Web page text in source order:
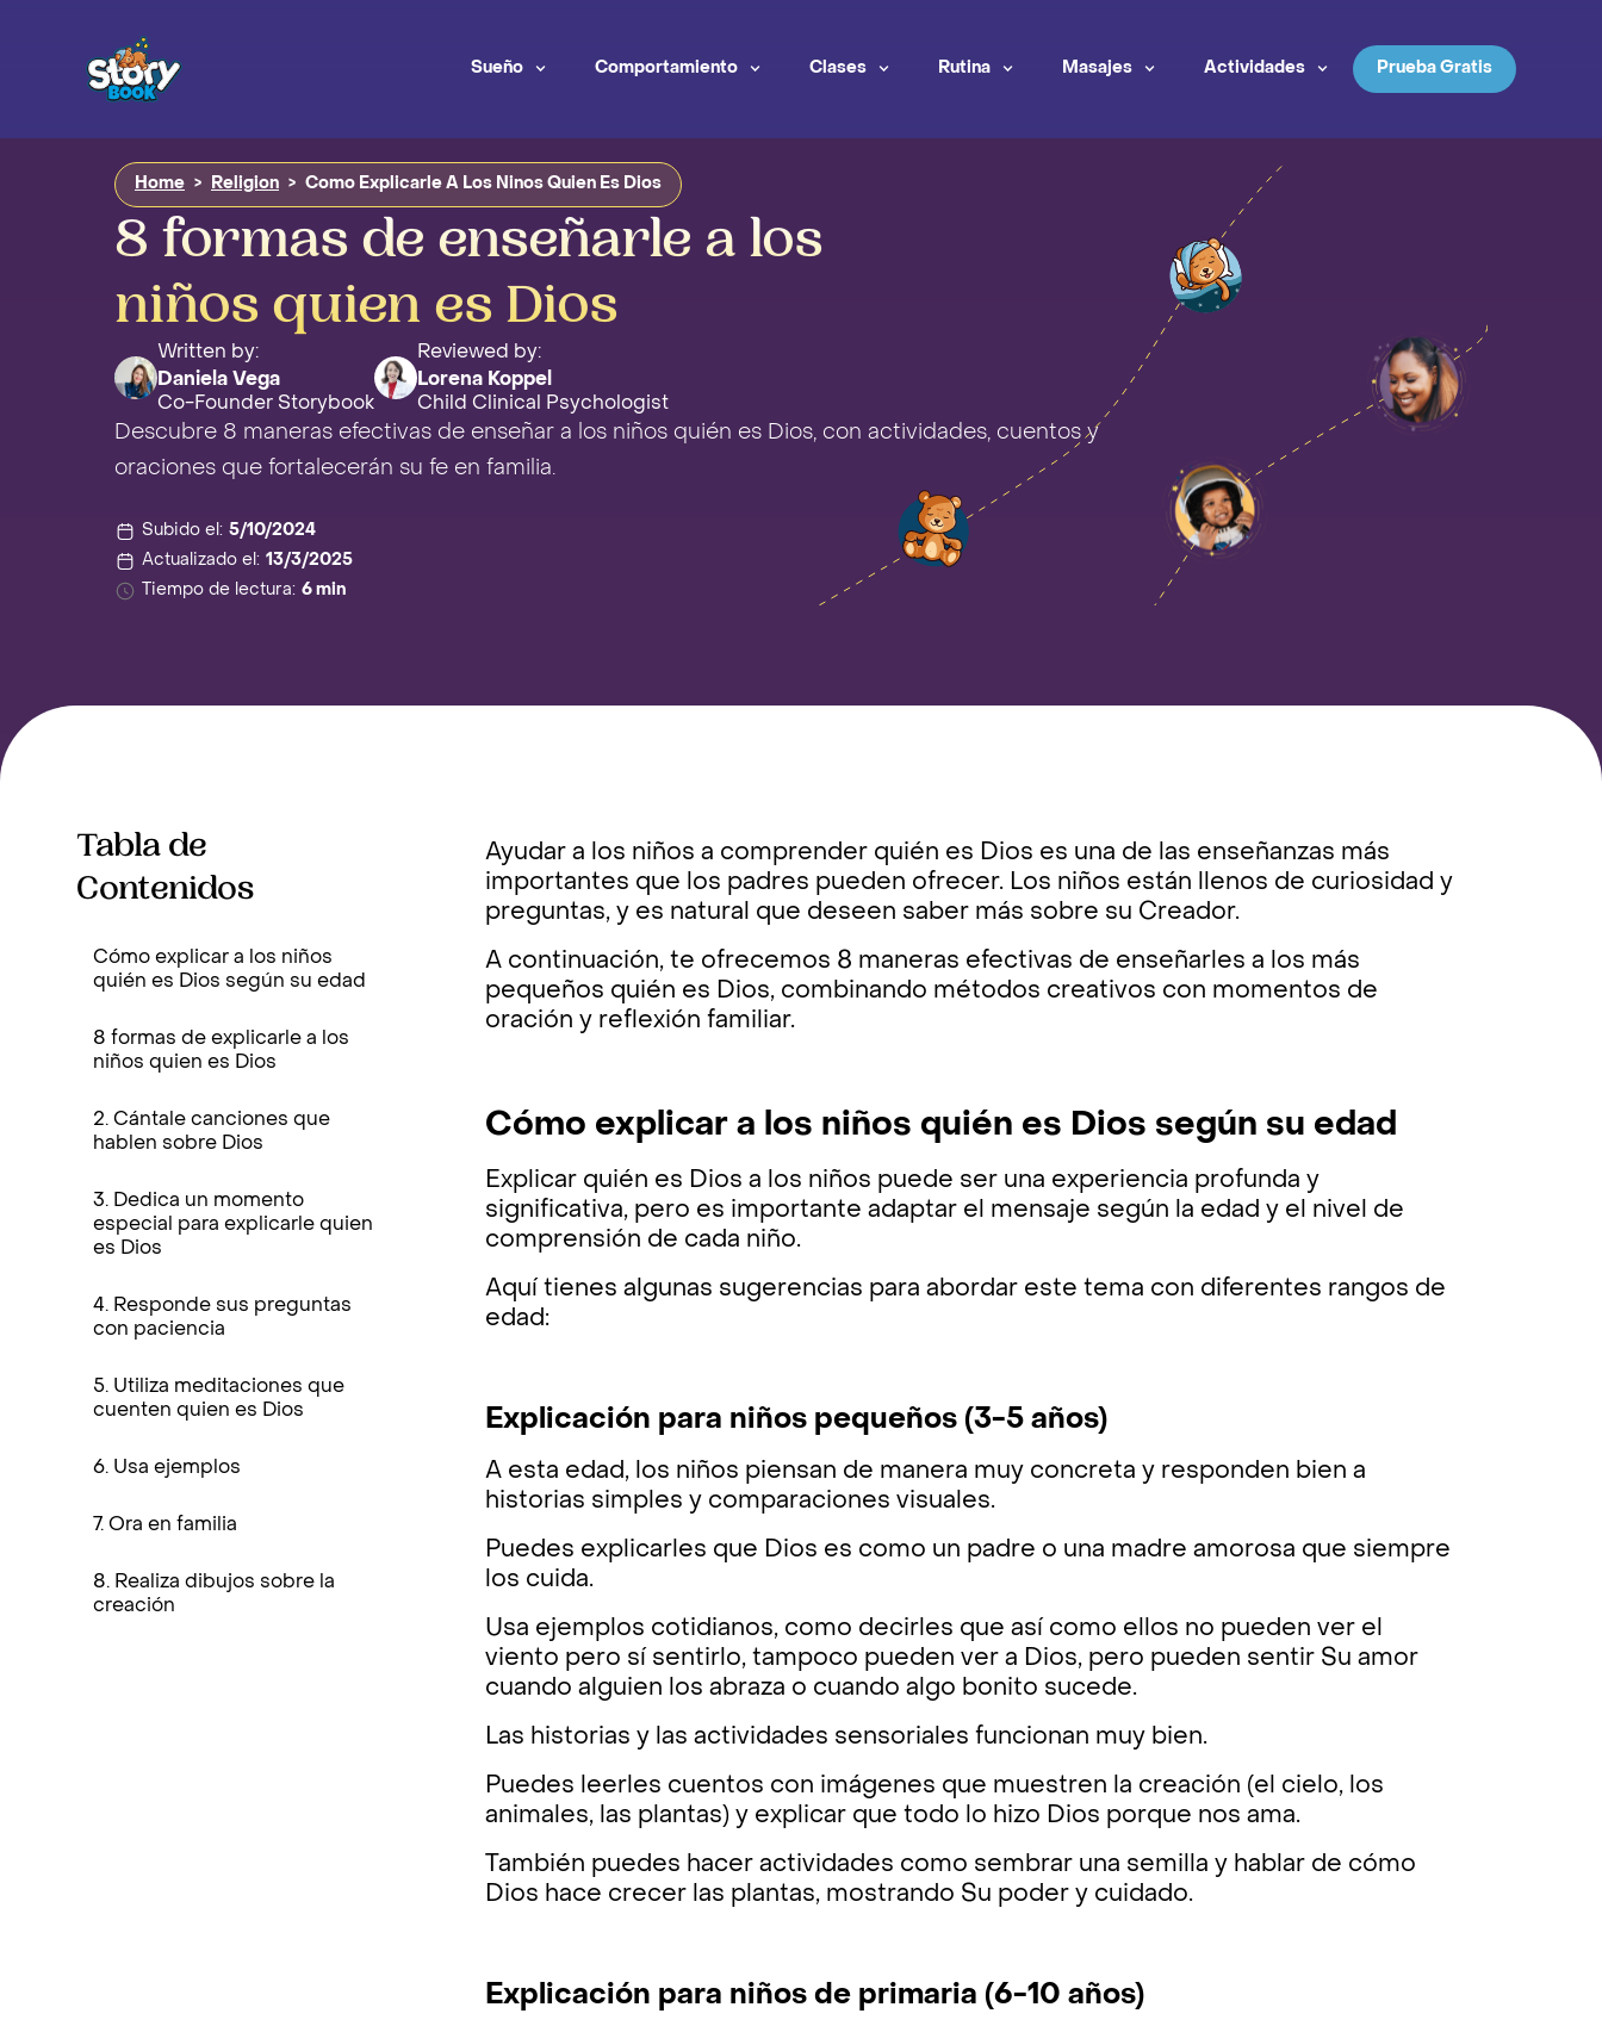
Sueño Comportamiento Clases Rutina Masajes Actividades Prueba Gratis
Home > Religion > Como Explicarle A Los Ninos Quien Es Dios
8 formas de enseñarle a los
niños quien es Dios
Written by:
Daniela Vega
Co-Founder Storybook
Reviewed by:
Lorena Koppel
Child Clinical Psychologist
Descubre 8 maneras efectivas de enseñar a los niños quién es Dios, con actividades, cuentos y
oraciones que fortalecerán su fe en familia.
Subido el: 5/10/2024
Actualizado el: 13/3/2025
Tiempo de lectura: 6 min
Tabla de
Contenidos
Cómo explicar a los niños
quién es Dios según su edad
8 formas de explicarle a los
niños quien es Dios
2. Cántale canciones que
hablen sobre Dios
3. Dedica un momento
especial para explicarle quien
es Dios
4. Responde sus preguntas
con paciencia
5. Utiliza meditaciones que
cuenten quien es Dios
6. Usa ejemplos
7. Ora en familia
8. Realiza dibujos sobre la
creación
Ayudar a los niños a comprender quién es Dios es una de las enseñanzas más
importantes que los padres pueden ofrecer. Los niños están llenos de curiosidad y
preguntas, y es natural que deseen saber más sobre su Creador.
A continuación, te ofrecemos 8 maneras efectivas de enseñarles a los más
pequeños quién es Dios, combinando métodos creativos con momentos de
oración y reflexión familiar.
Cómo explicar a los niños quién es Dios según su edad
Explicar quién es Dios a los niños puede ser una experiencia profunda y
significativa, pero es importante adaptar el mensaje según la edad y el nivel de
comprensión de cada niño.
Aquí tienes algunas sugerencias para abordar este tema con diferentes rangos de
edad:
Explicación para niños pequeños (3-5 años)
A esta edad, los niños piensan de manera muy concreta y responden bien a
historias simples y comparaciones visuales.
Puedes explicarles que Dios es como un padre o una madre amorosa que siempre
los cuida.
Usa ejemplos cotidianos, como decirles que así como ellos no pueden ver el
viento pero sí sentirlo, tampoco pueden ver a Dios, pero pueden sentir Su amor
cuando alguien los abraza o cuando algo bonito sucede.
Las historias y las actividades sensoriales funcionan muy bien.
Puedes leerles cuentos con imágenes que muestren la creación (el cielo, los
animales, las plantas) y explicar que todo lo hizo Dios porque nos ama.
También puedes hacer actividades como sembrar una semilla y hablar de cómo
Dios hace crecer las plantas, mostrando Su poder y cuidado.
Explicación para niños de primaria (6-10 años)